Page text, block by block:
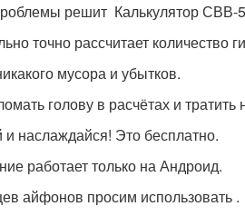
решит Калькулятор СВВ-
точно рассчитает
мусора и убытков.
голову в расчётах и
и наслаждайся! Это бесплатно.
работает только на Андроид.
айфонов просим использовать .